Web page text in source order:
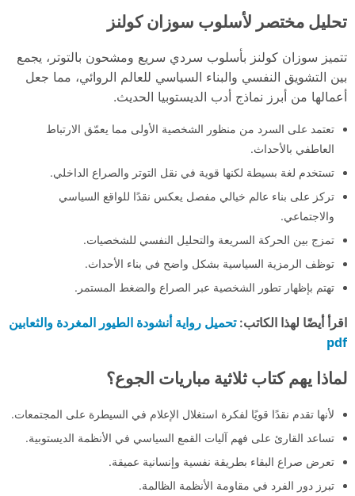
تحليل مختصر لأسلوب سوزان كولنز
تتميز سوزان كولنز بأسلوب سردي سريع ومشحون بالتوتر، يجمع
بين التشويق النفسي والبناء السياسي للعالم الروائي، مما جعل
أعمالها من أبرز نماذج أدب الديستوبيا الحديث.
تعتمد على السرد من منظور الشخصية الأولى مما يعمّق الارتباط
العاطفي بالأحداث.
تستخدم لغة بسيطة لكنها قوية في نقل التوتر والصراع الداخلي.
تركز على بناء عالم خيالي مفصل يعكس نقدًا للواقع السياسي
والاجتماعي.
تمزج بين الحركة السريعة والتحليل النفسي للشخصيات.
توظف الرمزية السياسية بشكل واضح في بناء الأحداث.
تهتم بإظهار تطور الشخصية عبر الصراع والضغط المستمر.
اقرأ أيضًا لهذا الكاتب:تحميل رواية أنشودة الطيور المغردة والثعابين
pdf
لماذا يهم كتاب ثلاثية مباريات الجوع؟
لأنها تقدم نقدًا قويًا لفكرة استغلال الإعلام في السيطرة على المجتمعات.
تساعد القارئ على فهم آليات القمع السياسي في الأنظمة الديستوبية.
تعرض صراع البقاء بطريقة نفسية وإنسانية عميقة.
تبرز دور الفرد في مقاومة الأنظمة الظالمة.